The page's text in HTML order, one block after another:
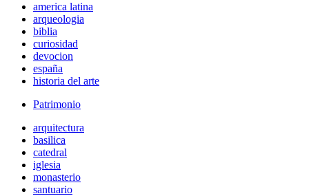
america latina
arqueologia
biblia
curiosidad
devocion
españa
historia del arte
Patrimonio
arquitectura
basilica
catedral
iglesia
monasterio
santuario